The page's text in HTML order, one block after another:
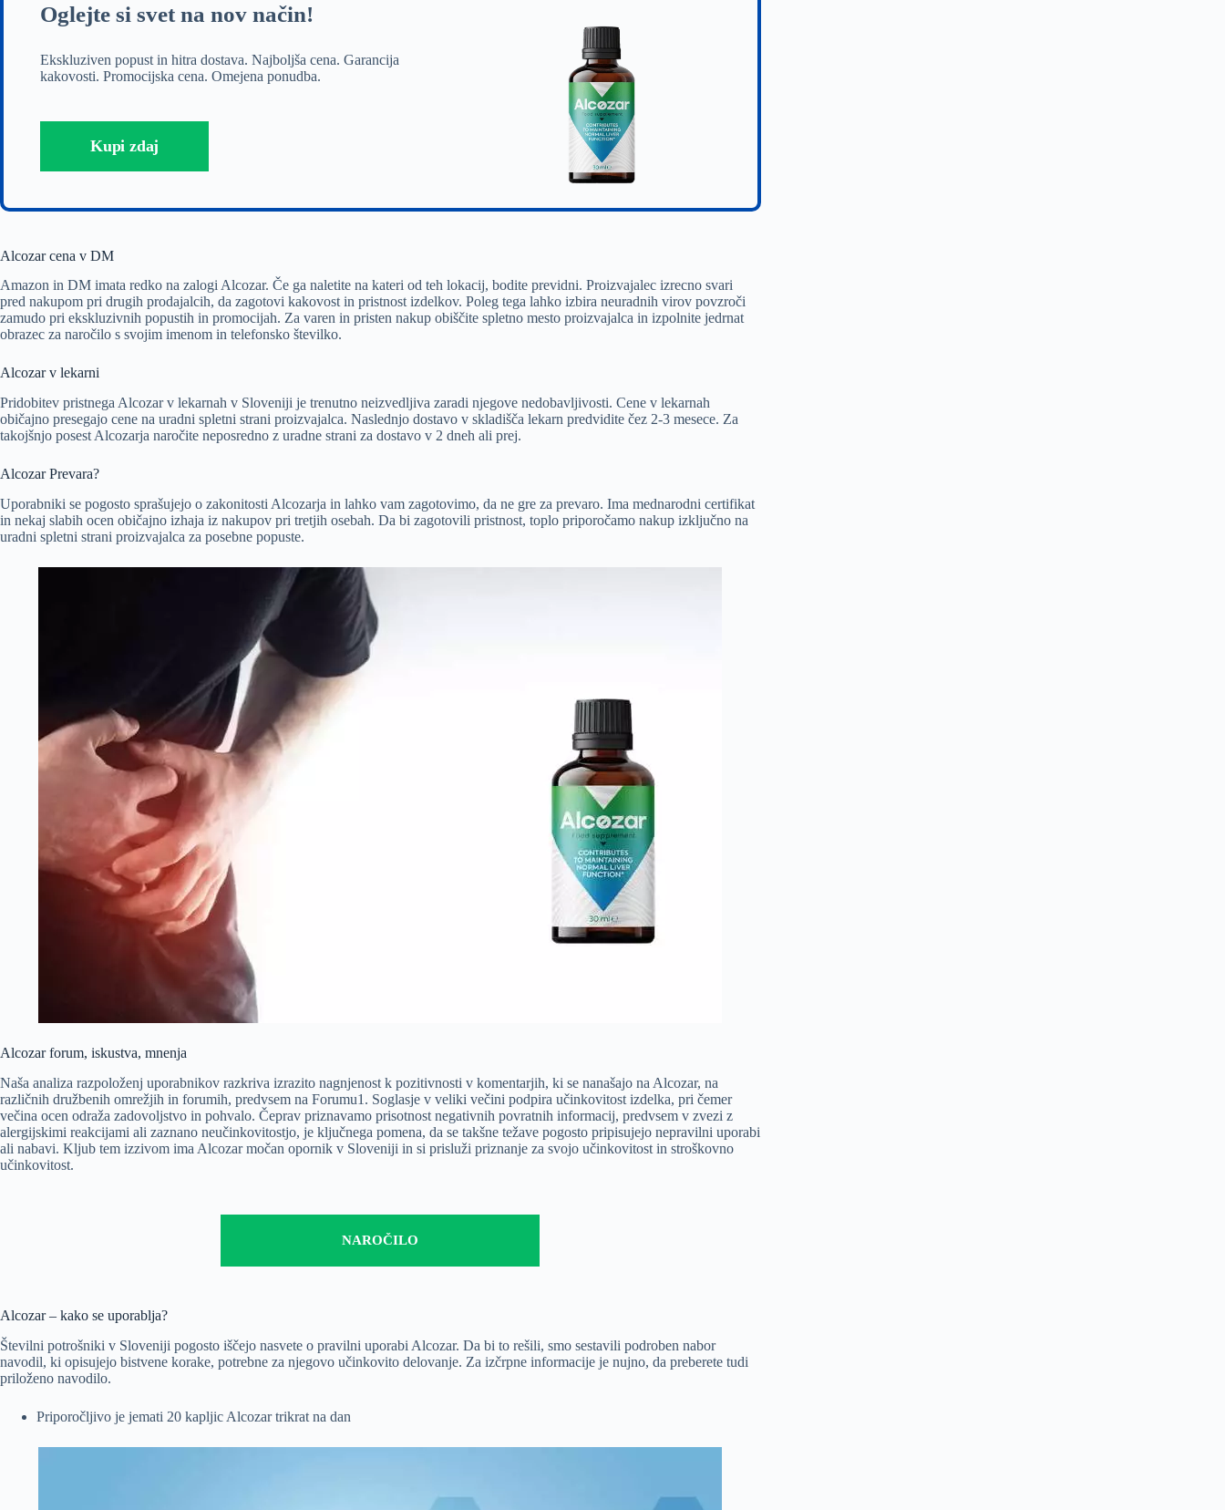
Oglejte si svet na nov način!
Ekskluziven popust in hitra dostava. Najboljša cena. Garancija
kakovosti. Promocijska cena. Omejena ponudba.
Kupi zdaj
Alcozar cena v DM
Amazon in DM imata redko na zalogi Alcozar. Če ga naletite na kateri od teh lokacij, bodite previdni. Proizvajalec izrecno svari
pred nakupom pri drugih prodajalcih, da zagotovi kakovost in pristnost izdelkov. Poleg tega lahko izbira neuradnih virov povzroči
zamudo pri ekskluzivnih popustih in promocijah. Za varen in pristen nakup obiščite spletno mesto proizvajalca in izpolnite jedrnat
obrazec za naročilo s svojim imenom in telefonsko številko.
Alcozar v lekarni
Pridobitev pristnega Alcozar v lekarnah v Sloveniji je trenutno neizvedljiva zaradi njegove nedobavljivosti. Cene v lekarnah
običajno presegajo cene na uradni spletni strani proizvajalca. Naslednjo dostavo v skladišča lekarn predvidite čez 2-3 mesece. Za
takojšnjo posest Alcozarja naročite neposredno z uradne strani za dostavo v 2 dneh ali prej.
Alcozar Prevara?
Uporabniki se pogosto sprašujejo o zakonitosti Alcozarja in lahko vam zagotovimo, da ne gre za prevaro. Ima mednarodni certifikat
in nekaj slabih ocen običajno izhaja iz nakupov pri tretjih osebah. Da bi zagotovili pristnost, toplo priporočamo nakup izključno na
uradni spletni strani proizvajalca za posebne popuste.
Alcozar forum, iskustva, mnenja
Naša analiza razpoloženj uporabnikov razkriva izrazito nagnjenost k pozitivnosti v komentarjih, ki se nanašajo na Alcozar, na
različnih družbenih omrežjih in forumih, predvsem na Forumu1. Soglasje v veliki večini podpira učinkovitost izdelka, pri čemer
večina ocen odraža zadovoljstvo in pohvalo. Čeprav priznavamo prisotnost negativnih povratnih informacij, predvsem v zvezi z
alergijskimi reakcijami ali zaznano neučinkovitostjo, je ključnega pomena, da se takšne težave pogosto pripisujejo nepravilni uporabi
ali nabavi. Kljub tem izzivom ima Alcozar močan opornik v Sloveniji in si prisluži priznanje za svojo učinkovitost in stroškovno
učinkovitost.
NAROČILO
Alcozar – kako se uporablja?
Številni potrošniki v Sloveniji pogosto iščejo nasvete o pravilni uporabi Alcozar. Da bi to rešili, smo sestavili podroben nabor
navodil, ki opisujejo bistvene korake, potrebne za njegovo učinkovito delovanje. Za izčrpne informacije je nujno, da preberete tudi
priloženo navodilo.
Priporočljivo je jemati 20 kapljic Alcozar trikrat na dan